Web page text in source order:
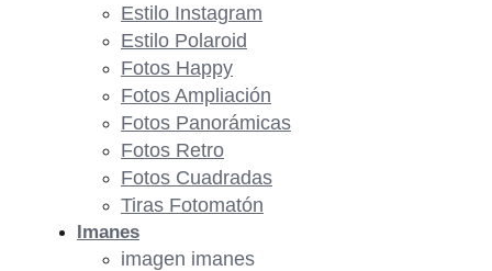
Estilo Instagram
Estilo Polaroid
Fotos Happy
Fotos Ampliación
Fotos Panorámicas
Fotos Retro
Fotos Cuadradas
Tiras Fotomatón
Imanes
imagen imanes